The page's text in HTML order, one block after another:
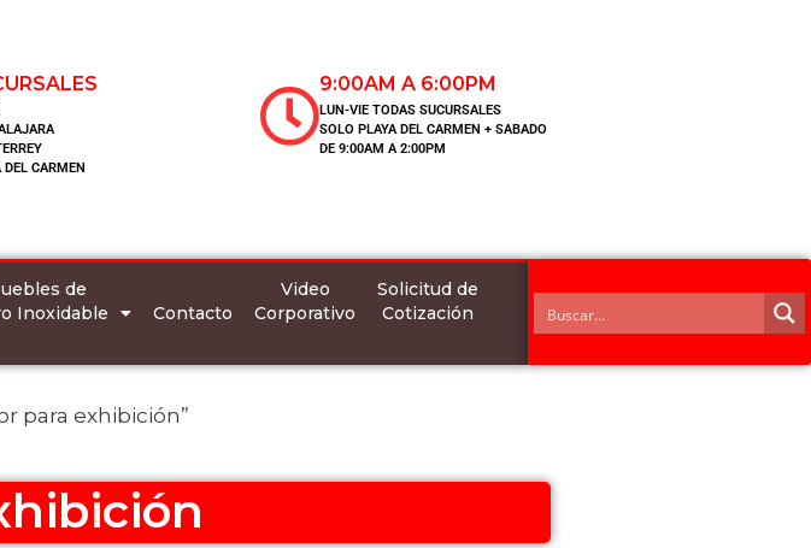
DEL CARMEN
9:00AM A 6:00PM
LUN-VIE TODAS SUCURSALES
SOLO PLAYA DEL CARMEN + SABADO
DE 9:00AM A 2:00PM
de
Inoxidable
Contacto
Video
Corporativo
Solicitud de
Cotización
para exhibición”